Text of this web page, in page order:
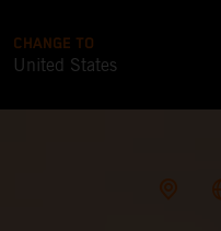
CHANGE TO
United States